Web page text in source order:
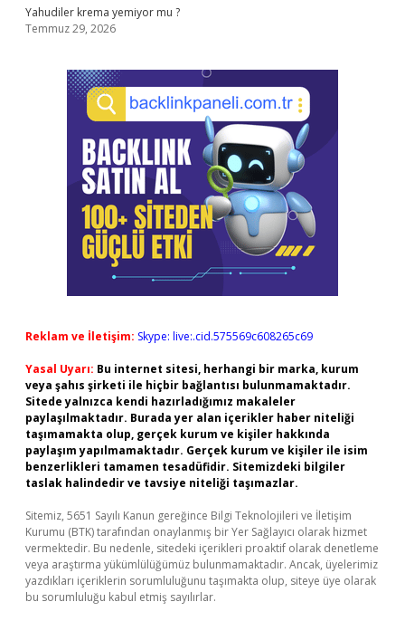
Yahudiler krema yemiyor mu ?
Temmuz 29, 2026
Reklam ve İletişim: Skype: live:.cid.575569c608265c69
Yasal Uyarı: Bu internet sitesi, herhangi bir marka, kurum
veya şahıs şirketi ile hiçbir bağlantısı bulunmamaktadır.
Sitede yalnızca kendi hazırladığımız makaleler
paylaşılmaktadır. Burada yer alan içerikler haber niteliği
taşımamakta olup, gerçek kurum ve kişiler hakkında
paylaşım yapılmamaktadır. Gerçek kurum ve kişiler ile isim
benzerlikleri tamamen tesadüfidir. Sitemizdeki bilgiler
taslak halindedir ve tavsiye niteliği taşımazlar.
Sitemiz, 5651 Sayılı Kanun gereğince Bilgi Teknolojileri ve İletişim
Kurumu (BTK) tarafından onaylanmış bir Yer Sağlayıcı olarak hizmet
vermektedir. Bu nedenle, sitedeki içerikleri proaktif olarak denetleme
veya araştırma yükümlülüğümüz bulunmamaktadır. Ancak, üyelerimiz
yazdıkları içeriklerin sorumluluğunu taşımakta olup, siteye üye olarak
bu sorumluluğu kabul etmiş sayılırlar.